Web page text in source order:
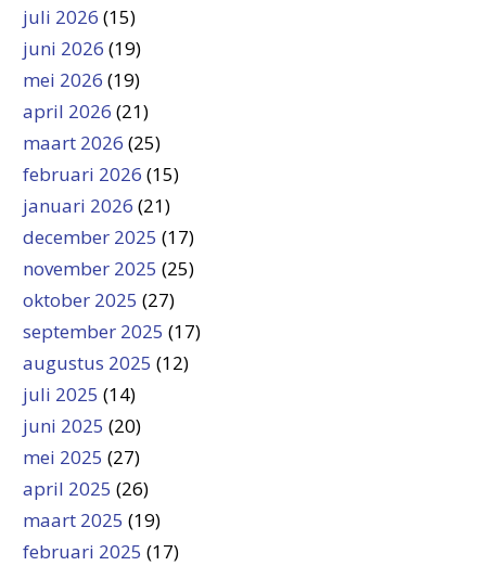
juli 2026 (15)
juni 2026 (19)
mei 2026 (19)
april 2026 (21)
maart 2026 (25)
februari 2026 (15)
januari 2026 (21)
december 2025 (17)
november 2025 (25)
oktober 2025 (27)
september 2025 (17)
augustus 2025 (12)
juli 2025 (14)
juni 2025 (20)
mei 2025 (27)
april 2025 (26)
maart 2025 (19)
februari 2025 (17)